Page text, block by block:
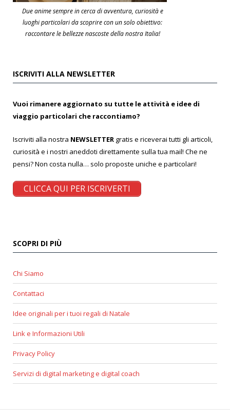
Due anime sempre in cerca di avventura, curiosità e
luoghi particolari da scoprire con un solo obiettivo:
raccontare le bellezze nascoste della nostra Italia!
ISCRIVITI ALLA NEWSLETTER
Vuoi rimanere aggiornato su tutte le attività e idee di
viaggio particolari che raccontiamo?
Iscriviti alla nostra NEWSLETTER gratis e riceverai tutti gli articoli,
curiosità e i nostri aneddoti direttamente sulla tua mail! Che ne
pensi? Non costa nulla… solo proposte uniche e particolari!
CLICCA QUI PER ISCRIVERTI
SCOPRI DI PIÙ
Chi Siamo
Contattaci
Idee originali per i tuoi regali di Natale
Link e Informazioni Utili
Privacy Policy
Servizi di digital marketing e digital coach